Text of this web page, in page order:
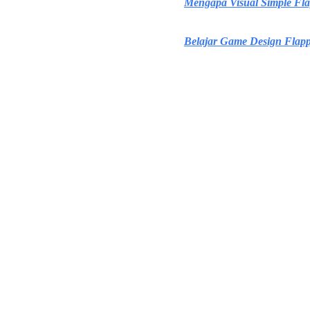
Mengapa Visual Simple
Belajar Game Design